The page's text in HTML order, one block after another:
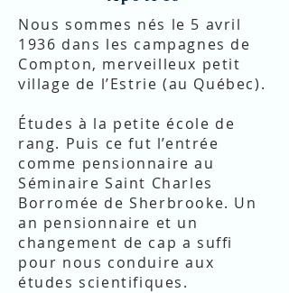
Nous sommes nés le 5 avril
1936 dans les campagnes de
Compton, merveilleux petit
village de l’Estrie (au Québec).
Études à la petite école de
rang. Puis ce fut l’entrée
comme pensionnaire au
Séminaire Saint Charles
Borromée de Sherbrooke. Un
an pensionnaire et un
changement de cap a suffi
pour nous conduire aux
études scientifiques.